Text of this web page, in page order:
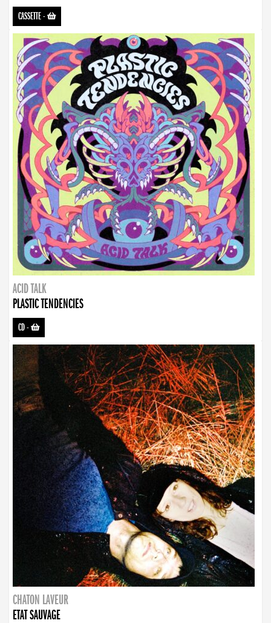
CASSETTE-
ACID TALK
PLASTIC TENDENCIES
CD-
CHATON LAVEUR
ETAT SAUVAGE